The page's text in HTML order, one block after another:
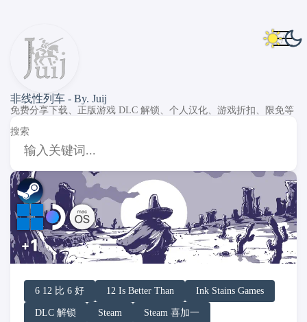
非线性列车 - By. Juij
免费分享下载、正版游戏 DLC 解锁、个人汉化、游戏折扣、限免等
搜索
6 12 比 6 好 12 Is Better Than Ink Stains Games
DLC 解锁
DLC Unlock
DLC 补丁
DLC Patch
Steam Steam 喜加一
Windows
MacOS
SteamOS